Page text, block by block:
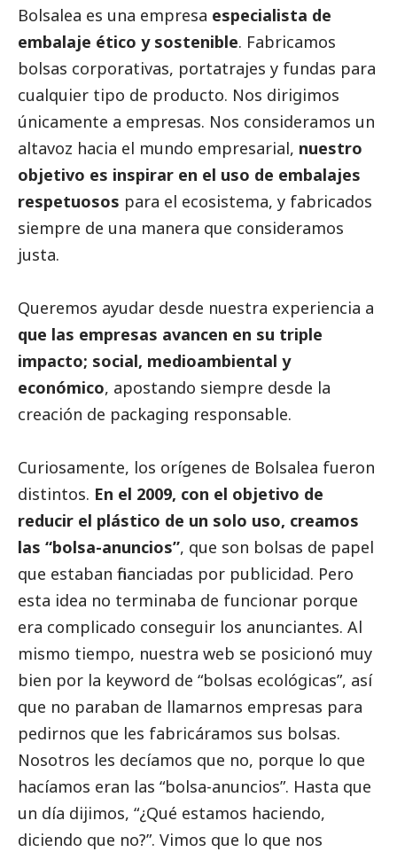
Bolsalea es una empresa especialista de
embalaje ético y sostenible. Fabricamos
bolsas corporativas, portatrajes y fundas para
cualquier tipo de producto. Nos dirigimos
únicamente a empresas. Nos consideramos un
altavoz hacia el mundo empresarial, nuestro
objetivo es inspirar en el uso de embalajes
respetuosos para el ecosistema, y fabricados
siempre de una manera que consideramos
justa.
Queremos ayudar desde nuestra experiencia a
que las empresas avancen en su triple
impacto; social, medioambiental y
económico, apostando siempre desde la
creación de packaging responsable.
Curiosamente, los orígenes de Bolsalea fueron
distintos. En el 2009, con el objetivo de
reducir el plástico de un solo uso, creamos
las “bolsa-anuncios”, que son bolsas de papel
que estaban financiadas por publicidad. Pero
esta idea no terminaba de funcionar porque
era complicado conseguir los anunciantes. Al
mismo tiempo, nuestra web se posicionó muy
bien por la keyword de “bolsas ecológicas”, así
que no paraban de llamarnos empresas para
pedirnos que les fabricáramos sus bolsas.
Nosotros les decíamos que no, porque lo que
hacíamos eran las “bolsa-anuncios”. Hasta que
un día dijimos, “¿Qué estamos haciendo,
diciendo que no?”. Vimos que lo que nos